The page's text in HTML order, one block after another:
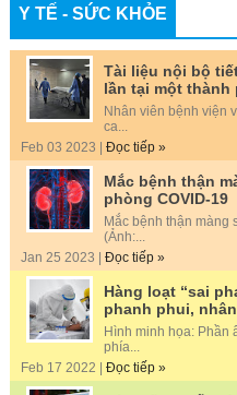
Y TẾ - SỨC KHỎE
Tài liệu nội bộ
lần tại một thành
Nhân viên bệnh viện
ca...
Feb 03 2023 | Đọc tiếp »
Mắc bệnh thận
phòng COVID-19
Mắc bệnh thận màng
(Ảnh:...
Jan 25 2023 | Đọc tiếp »
Hàng loạt “sai
phanh phui,
Hình minh họa: Phần
phía...
Feb 17 2022 | Đọc tiếp »